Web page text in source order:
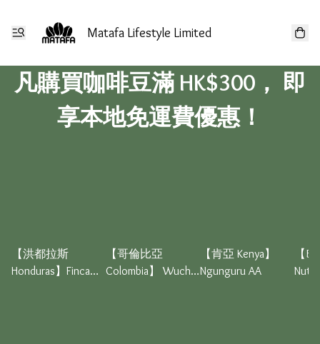
Matafa Lifestyle Limited
凡購買咖啡豆滿 HK$300， 即
享本地免運費優惠！
【洪都拉斯
Honduras】Finca
【哥倫比亞
Colombia】 Wuchii
【肯亞 Kenya】
Ngunguru AA
【
Nuty